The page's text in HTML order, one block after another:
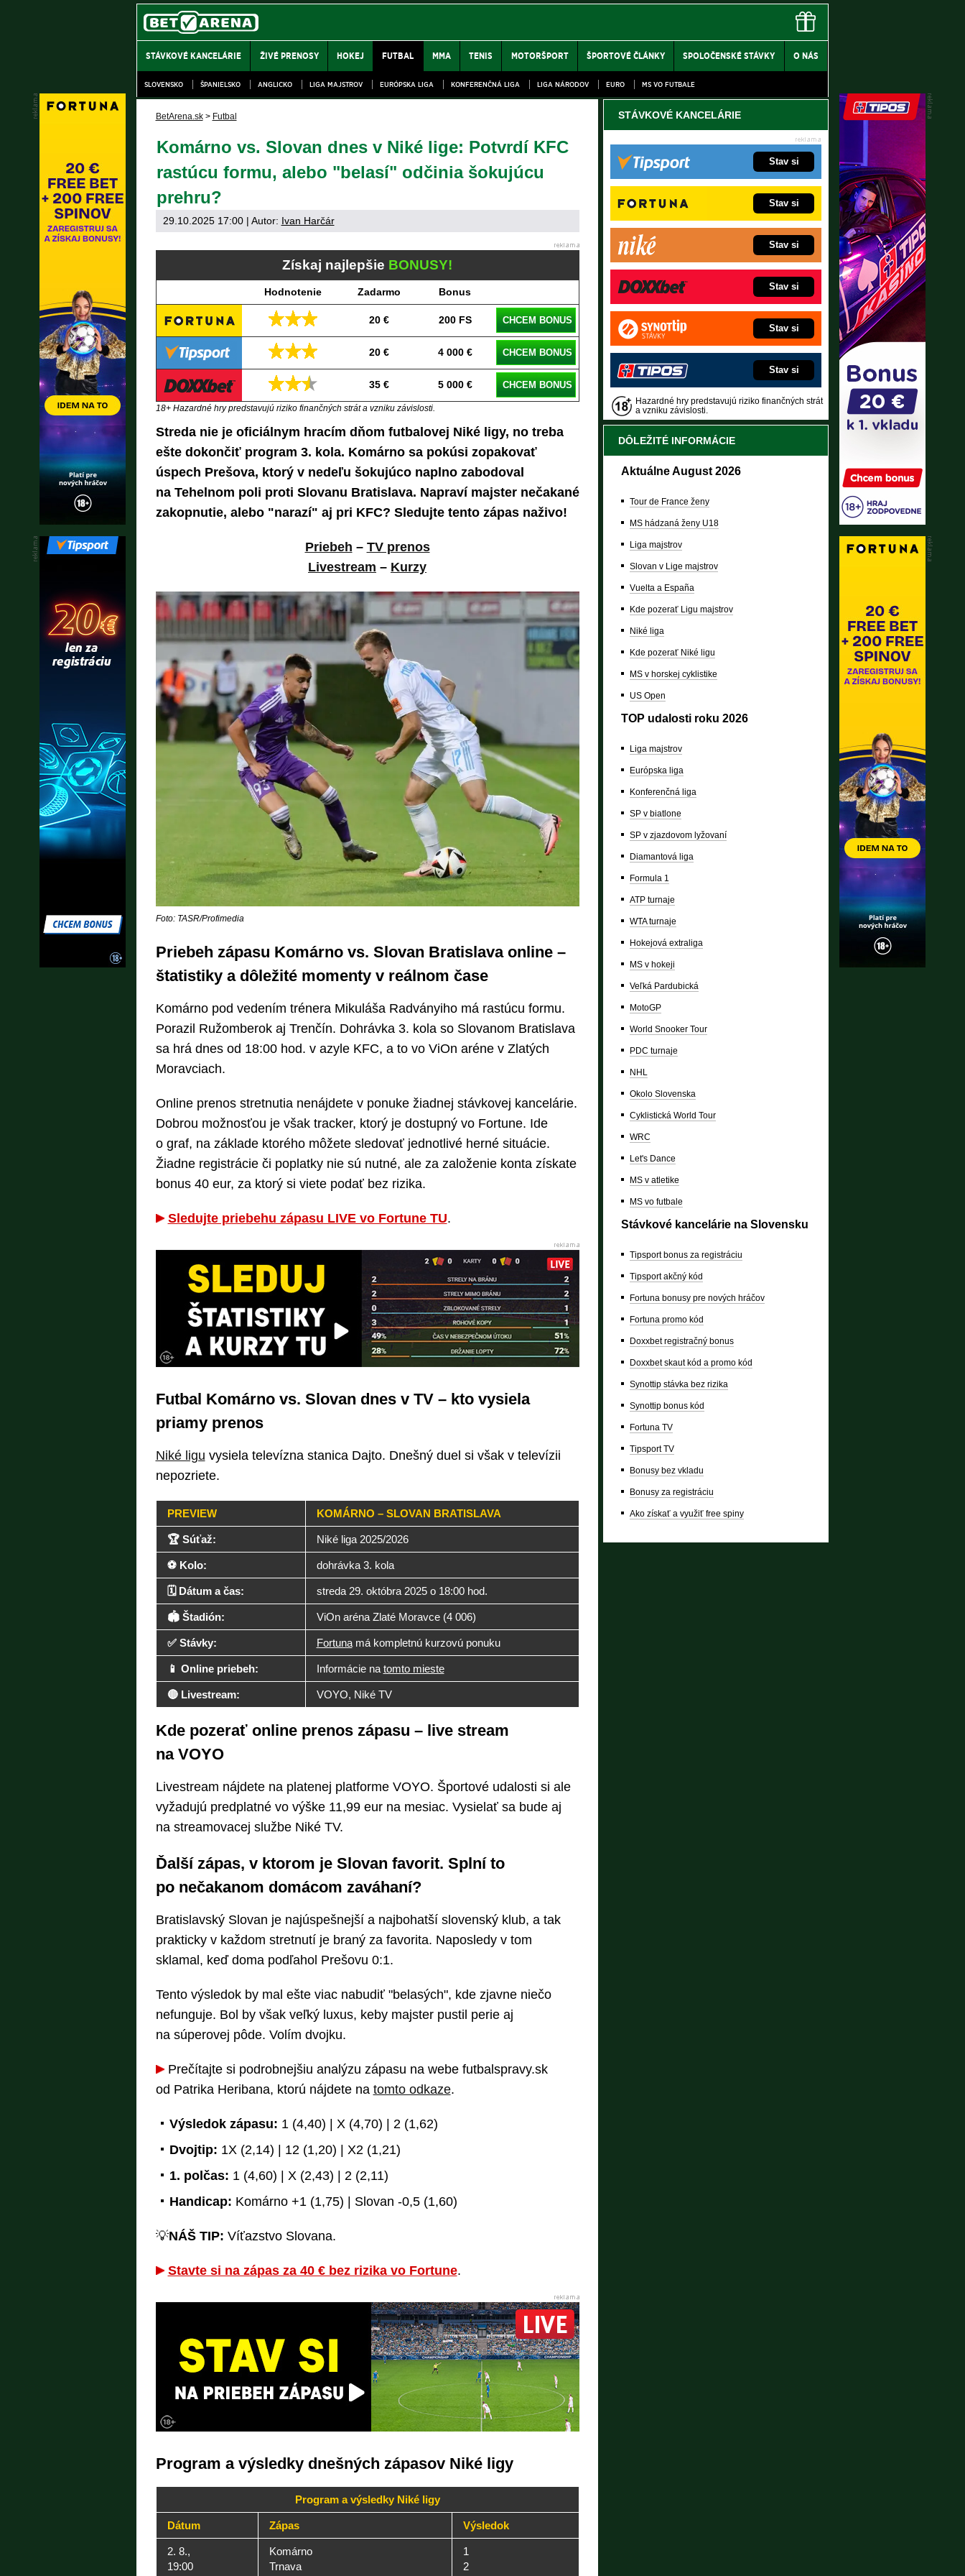
STÁVKOVÉ KANCELÁRIE ŽIVÉ PRENOSY HOKEJ FUTBAL MMA TENIS MOTORŠPORT ŠPORTOVÉ ČLÁNKY SPOLOČENSKÉ STÁVKY O NÁS
SLOVENSKO ŠPANIELSKO ANGLICKO LIGA MAJSTROV EURÓPSKA LIGA KONFERENČNÁ LIGA LIGA NÁRODOV EURO MS VO FUTBALE
BetArena.sk > Futbal
Komárno vs. Slovan dnes v Niké lige: Potvrdí KFC
rastúcu formu, alebo "belasí" odčinia šokujúcu
prehru?
29.10.2025 17:00| Autor: Ivan Harčár
Získaj najlepšie BONUSY!
Hodnotenie Zadarmo Bonus
20 € 200 FS CHCEM BONUS
20 € 4 000 € CHCEM BONUS
35 € 5 000 € CHCEM BONUS
18+ Hazardné hry predstavujú riziko finančných strát a vzniku závislosti.
Streda nie je oficiálnym hracím dňom futbalovej Niké ligy, no treba
ešte dokončiť program 3. kola. Komárno sa pokúsi zopakovať
úspech Prešova, ktorý v nedeľu šokujúco naplno zabodoval
na Tehelnom poli proti Slovanu Bratislava. Napraví majster nečakané
zakopnutie, alebo "narazí" aj pri KFC? Sledujte tento zápas naživo!
Priebeh – TV prenos
Livestream – Kurzy
Foto: TASR/Profimedia
Priebeh zápasu Komárno vs. Slovan Bratislava online –
štatistiky a dôležité momenty v reálnom čase
Komárno pod vedením trénera Mikuláša Radványiho má rastúcu formu.
Porazil Ružomberok aj Trenčín. Dohrávka 3. kola so Slovanom Bratislava
sa hrá dnes od 18:00 hod. v azyle KFC, a to vo ViOn aréne v Zlatých
Moravciach.
Online prenos stretnutia nenájdete v ponuke žiadnej stávkovej kancelárie.
Dobrou možnosťou je však tracker, ktorý je dostupný vo Fortune. Ide
o graf, na základe ktorého môžete sledovať jednotlivé herné situácie.
Žiadne registrácie či poplatky nie sú nutné, ale za založenie konta získate
bonus 40 eur, za ktorý si viete podať bez rizika.
Sledujte priebehu zápasu LIVE vo Fortune TU.
Futbal Komárno vs. Slovan dnes v TV – kto vysiela
priamy prenos
Niké ligu vysiela televízna stanica Dajto. Dnešný duel si však v televízii
nepozriete.
PREVIEW KOMÁRNO – SLOVAN BRATISLAVA
🏆 Súťaž: Niké liga 2025/2026
⚽ Kolo: dohrávka 3. kola
🗓️ Dátum a čas: streda 29. októbra 2025 o 18:00 hod.
🏟️ Štadión: ViOn aréna Zlaté Moravce (4 006)
✅ Stávky: Fortunamá kompletnú kurzovú ponuku
📱 Online priebeh: Informácie na tomto mieste
🔴 Livestream: VOYO, Niké TV
Kde pozerať online prenos zápasu – live stream
na VOYO
Livestream nájdete na platenej platforme VOYO. Športové udalosti si ale
vyžadujú predplatné vo výške 11,99 eur na mesiac. Vysielať sa bude aj
na streamovacej službe Niké TV.
Ďalší zápas, v ktorom je Slovan favorit. Splní to
po nečakanom domácom zaváhaní?
Bratislavský Slovan je najúspešnejší a najbohatší slovenský klub, a tak
prakticky v každom stretnutí je braný za favorita. Naposledy v tom
sklamal, keď doma podľahol Prešovu 0:1.
Tento výsledok by mal ešte viac nabudiť "belasých", kde zjavne niečo
nefunguje. Bol by však veľký luxus, keby majster pustil perie aj
na súperovej pôde. Volím dvojku.
Prečítajte si podrobnejšiu analýzu zápasu na webe futbalspravy.sk
od Patrika Heribana, ktorú nájdete na tomto odkaze.
Výsledok zápasu: 1 (4,40) | X (4,70) | 2 (1,62)
Dvojtip: 1X (2,14) | 12 (1,20) | X2 (1,21)
1. polčas: 1 (4,60) | X (2,43) | 2 (2,11)
Handicap: Komárno +1 (1,75) | Slovan -0,5 (1,60)
💡NÁŠ TIP: Víťazstvo Slovana.
Stavte si na zápas za 40 € bez rizika vo Fortune.
Program a výsledky dnešných zápasov Niké ligy
Program a výsledky Niké ligy
Dátum Zápas Výsledok
2. 8.,
19:00
Komárno
Trnava
1
2
STÁVKOVÉ KANCELÁRIE
Stav si
Stav si
Stav si
Stav si
Stav si
Stav si
Hazardné hry predstavujú riziko finančných strát
a vzniku závislosti.
DÔLEŽITÉ INFORMÁCIE
Aktuálne August 2026
Tour de France ženy
MS hádzaná ženy U18
Liga majstrov
Slovan v Lige majstrov
Vuelta a España
Kde pozerať Ligu majstrov
Niké liga
Kde pozerať Niké ligu
MS v horskej cyklistike
US Open
TOP udalosti roku 2026
Liga majstrov
Európska liga
Konferenčná liga
SP v biatlone
SP v zjazdovom lyžovaní
Diamantová liga
Formula 1
ATP turnaje
WTA turnaje
Hokejová extraliga
MS v hokeji
Veľká Pardubická
MotoGP
World Snooker Tour
PDC turnaje
NHL
Okolo Slovenska
Cyklistická World Tour
WRC
Let's Dance
MS v atletike
MS vo futbale
Stávkové kancelárie na Slovensku
Tipsport bonus za registráciu
Tipsport akčný kód
Fortuna bonusy pre nových hráčov
Fortuna promo kód
Doxxbet registračný bonus
Doxxbet skaut kód a promo kód
Synottip stávka bez rizika
Synottip bonus kód
Fortuna TV
Tipsport TV
Bonusy bez vkladu
Bonusy za registráciu
Ako získať a využiť free spiny